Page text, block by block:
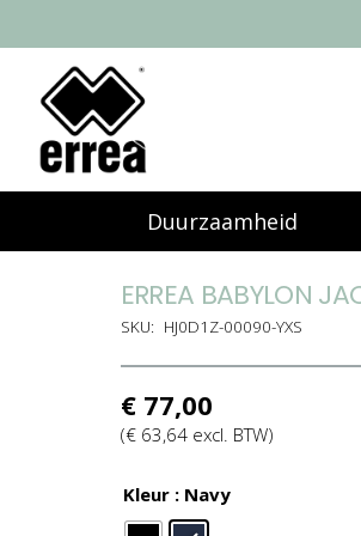
Duurzaamheid
ERREA BABYLON
SKU: HJ0D1Z-00090-YXS
€77,00
(€63,64excl. BTW)
Kleur : Navy